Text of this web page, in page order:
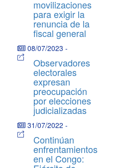
movilizaciones
para exigir la
renuncia de la
fiscal general
08/07/2023 -
Observadores
electorales
expresan
preocupación
por elecciones
judicializadas
31/07/2022 -
Continúan
enfrentamientos
en el Congo: